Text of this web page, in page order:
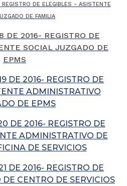
DE ELEGIBLES - ASISTENTE
DE FAMILIA
DE 2016- REGISTRO DE
SOCIAL JUZGADO DE
EPMS
DE 2016- REGISTRO DE
ADMINISTRATIVO
DE EPMS
DE 2016- REGISTRO DE
ADMINISTRATIVO DE
DE SERVICIOS
DE 2016- REGISTRO DE
DE CENTRO DE SERVICIOS